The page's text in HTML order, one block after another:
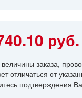
руб.
заказа,
отличаться от
подтверждения